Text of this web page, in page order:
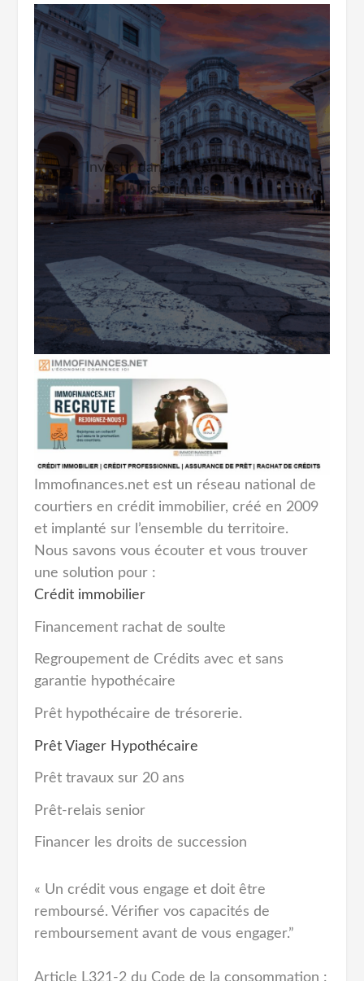
Investir dans les centres villes
historiques !!!
Immofinances.net est un réseau national de
courtiers en crédit immobilier, créé en 2009
et implanté sur l’ensemble du territoire.
Nous savons vous écouter et vous trouver
une solution pour :
Crédit immobilier
Financement rachat de soulte
Regroupement de Crédits avec et sans
garantie hypothécaire
Prêt hypothécaire de trésorerie.
Prêt Viager Hypothécaire
Prêt travaux sur 20 ans
Prêt-relais senior
Financer les droits de succession
« Un crédit vous engage et doit être
remboursé. Vérifier vos capacités de
remboursement avant de vous engager.”
Article L321-2 du Code de la consommation :